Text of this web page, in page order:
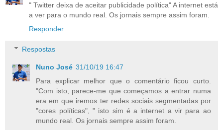
" Twitter deixa de aceitar publicidade política" A internet está
a ver para o mundo real. Os jornais sempre assim foram.
Responder
Respostas
Nuno José 31/10/19 16:47
Para explicar melhor que o comentário ficou curto.
"Com isto, parece-me que começamos a entrar numa
era em que iremos ter redes sociais segmentadas por
"cores políticas", " isto sim é a internet a vir para ao
mundo real. Os jornais sempre assim foram.